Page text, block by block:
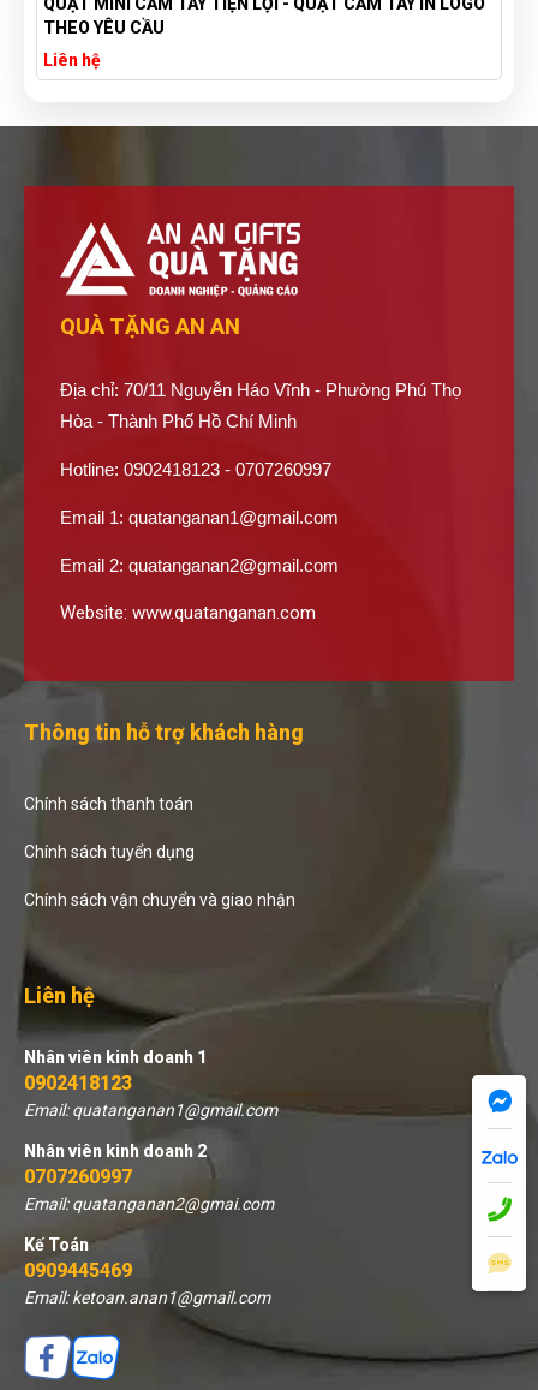
XƯỞNG SẢN XUẤT TÚI VẢI CANVAS
Liên hệ
QUÀ TẶNG AN AN
Địa chỉ: 70/11 Nguyễn Háo Vĩnh - Phường Phú Thọ
Hòa - Thành Phố Hồ Chí Minh
Hotline: 0902418123 - 0707260997
Email 1: quatanganan1@gmail.com
Email 2: quatanganan2@gmail.com
Website: www.quatanganan.com
Thông tin hỗ trợ khách hàng
Chính sách thanh toán
Chính sách tuyển dụng
Chính sách vận chuyển và giao nhận
Liên hệ
Nhân viên kinh doanh 1
0902418123
Email: quatanganan1@gmail.com
Nhân viên kinh doanh 2
0707260997
Email: quatanganan2@gmai.com
Kế Toán
0909445469
Email: ketoan.anan1@gmail.com